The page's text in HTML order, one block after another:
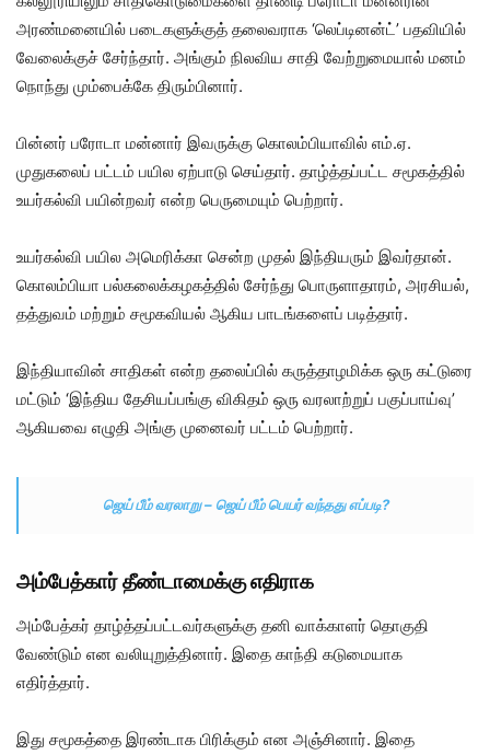
அரண்மனையில் படைகளுக்குத் தலைவராக ‘லெப்டினன்ட்’ பதவியில்
வேலைக்குச் சேர்ந்தார். அங்கும் நிலவிய சாதி வேற்றுமையால் மனம்
நொந்து மும்பைக்கே திரும்பினார்.
பின்னர் பரோடா மன்னார் இவருக்கு கொலம்பியாவில் எம்.ஏ.
முதுகலைப் பட்டம் பயில ஏற்பாடு செய்தார். தாழ்த்தப்பட்ட சமூகத்தில்
உயர்கல்வி பயின்றவர் என்ற பெருமையும் பெற்றார்.
உயர்கல்வி பயில அமெரிக்கா சென்ற முதல் இந்தியரும் இவர்தான்.
கொலம்பியா பல்கலைக்கழகத்தில் சேர்ந்து பொருளாதாரம், அரசியல்,
தத்துவம் மற்றும் சமூகவியல் ஆகிய பாடங்களைப் படித்தார்.
இந்தியாவின் சாதிகள் என்ற தலைப்பில் கருத்தாழமிக்க ஒரு கட்டுரை
மட்டும் ‘இந்திய தேசியப்பங்கு விகிதம் ஒரு வரலாற்றுப் பகுப்பாய்வு’
ஆகியவை எழுதி அங்கு முனைவர் பட்டம் பெற்றார்.
ஜெய் பீம் வரலாறு – ஜெய் பீம் பெயர் வந்தது எப்படி?
அம்பேத்கார் தீண்டாமைக்கு எதிராக
அம்பேத்கர் தாழ்த்தப்பட்டவர்களுக்கு தனி வாக்காளர் தொகுதி
வேண்டும் என வலியுறுத்தினார். இதை காந்தி கடுமையாக
எதிர்த்தார்.
இது சமூகத்தை இரண்டாக பிரிக்கும் என அஞ்சினார். இதை